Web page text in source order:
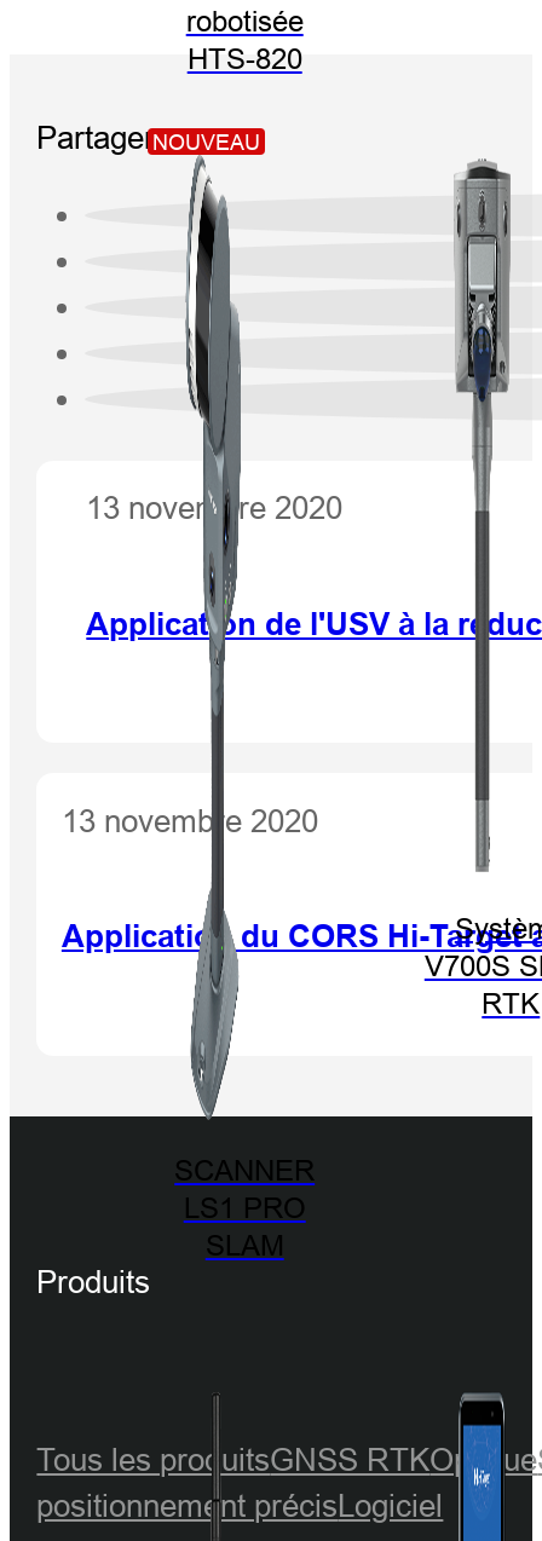
robotisée
HTS-820
NOUVEAU
SCANNER
LS1 PRO
SLAM
V700S
RTK
Partager:
13 novembre 2020
Application de l'USV à la
13 novembre 2020
Application du CORS Hi-Target
Produits
Tous les produitsGNSS RTKOptique
positionnement précisLogiciel